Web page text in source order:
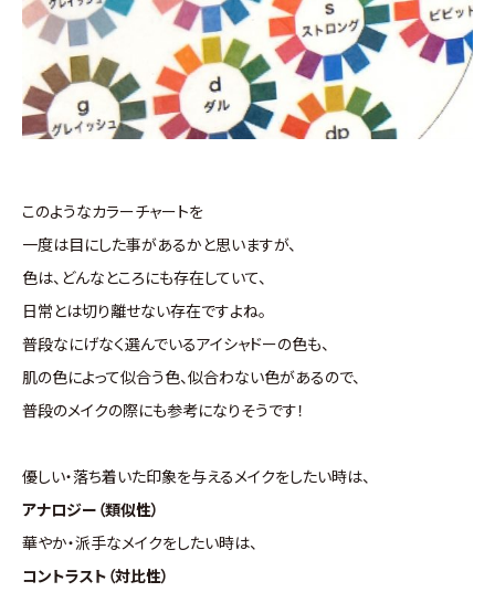
このようなカラーチャートを
一度は目にした事があるかと思いますが、
色は、どんなところにも存在していて、
日常とは切り離せない存在ですよね。
普段なにげなく選んでいるアイシャドーの色も、
肌の色によって似合う色、似合わない色があるので、
普段のメイクの際にも参考になりそうです！
優しい・落ち着いた印象を与えるメイクをしたい時は、
アナロジー（類似性）
華やか・派手なメイクをしたい時は、
コントラスト（対比性）